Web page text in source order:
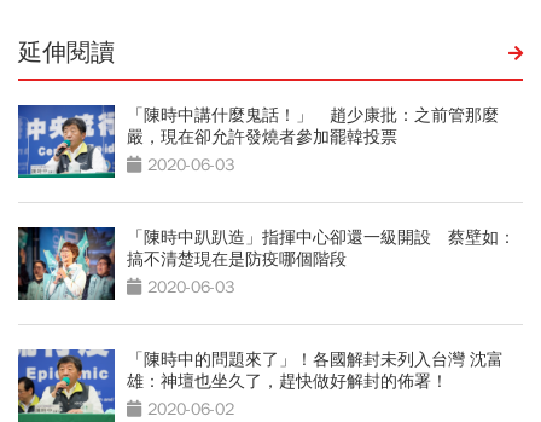
延伸閱讀
「陳時中講什麼鬼話！」 趙少康批：之前管那麼
嚴，現在卻允許發燒者參加罷韓投票
2020-06-03
「陳時中趴趴造」指揮中心卻還一級開設 蔡壁如：
搞不清楚現在是防疫哪個階段
2020-06-03
「陳時中的問題來了」！各國解封未列入台灣 沈富
雄：神壇也坐久了，趕快做好解封的佈署！
2020-06-02